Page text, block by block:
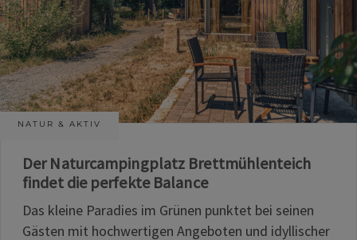
NATUR & AKTIV
Der Naturcampingplatz Brettmühlenteich
findet die perfekte Balance
Das kleine Paradies im Grünen punktet bei seinen
Gästen mit hochwertigen Angeboten und idyllischer